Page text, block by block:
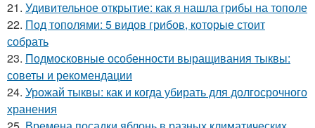
21. Удивительное открытие: как я нашла грибы на тополе
22. Под тополями: 5 видов грибов, которые стоит
собрать
23. Подмосковные особенности выращивания тыквы:
советы и рекомендации
24. Урожай тыквы: как и когда убирать для долгосрочного
хранения